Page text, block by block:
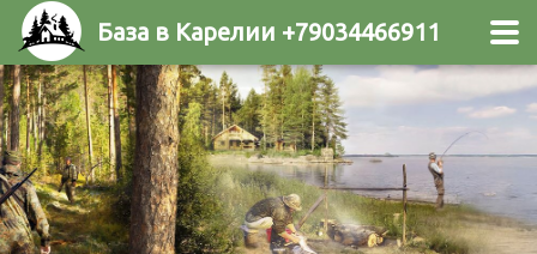
База в Карелии +79034466911